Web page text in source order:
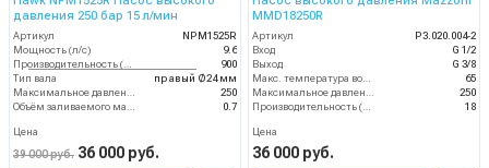
давления 250 бар 15 л/мин
Артикул
NPM1525R
Мощность (л/с)
9.6
900
Тип вала
правый Ø24 мм
250
0.7
Цена
39 000 руб. 36 000 руб.
MMD18250R
Артикул
P3.020.004-2
Вход
G 1/2
Выход
G 3/8
65
250
18
Цена
36 000 руб.